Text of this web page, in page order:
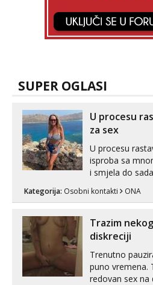
SUPER OGLASI
U procesu
za sex
U procesu
isproba sa
i smjela do sada
Kategorija: Osobni kontakti ONA
Trazim
diskreciji
Trenutno
puno vremena.
redovan sex na duze